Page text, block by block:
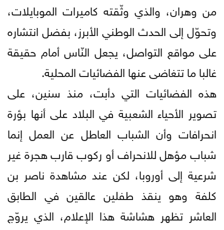
من وهران، والذي وثّقته كاميرات الموبايلات،
وتحوّل إلى الحدث الوطني الأبرز، بفضل انتشاره
على مواقع التواصل، يجعل النّاس أمام حقيقة
غالبا ما تتغاضى عنها الفضائيات المحلية.
هذه الفضائيات التي دأبت، منذ سنين، على
تصوير الأحياء الشعبية في البلاد على أنها بؤرة
انحرافات وأن الشباب العاطل عن العمل إنما
شباب مؤهل للانحراف أو ركوب قارب هجرة غير
شرعية إلى أوروبا، لكن عند مشاهدة ناصر بن
كلفة وهو ينقذ طفلين عالقين في الطابق
العاشر تظهر هشاشة هذا الإعلام، الذي يروّج